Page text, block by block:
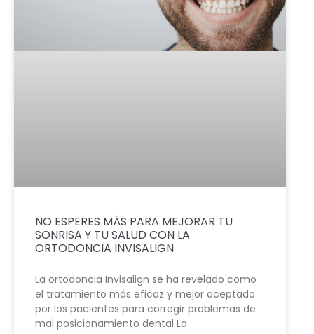
NO ESPERES MÁS PARA MEJORAR TU
SONRISA Y TU SALUD CON LA
ORTODONCIA INVISALIGN
La ortodoncia Invisalign se ha revelado como
el tratamiento más eficaz y mejor aceptado
por los pacientes para corregir problemas de
mal posicionamiento dental La